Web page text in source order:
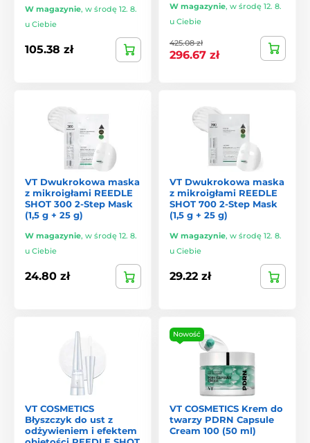
W magazynie, w środę 12. 8.
u Ciebie
105.38 zł
W magazynie, w środę 12. 8.
u Ciebie
425.08 zł
296.67 zł
VT Dwukrokowa maska
z mikroigłami REEDLE
SHOT 300 2-Step Mask
(1,5 g + 25 g)
W magazynie, w środę 12. 8.
u Ciebie
24.80 zł
VT Dwukrokowa maska
z mikroigłami REEDLE
SHOT 700 2-Step Mask
(1,5 g + 25 g)
W magazynie, w środę 12. 8.
u Ciebie
29.22 zł
VT COSMETICS
Błyszczyk do ust z
odżywieniem i efektem
Nowość
VT COSMETICS Krem do
twarzy PDRN Capsule
Cream 100 (50 ml)